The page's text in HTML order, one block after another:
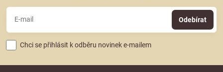
Odebírat
Chci se přihlásit k odběru novinek e-mailem